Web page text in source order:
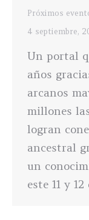
Próximos
4 septiembre,
Un portal
años
arcanos
millones
logran
ancestral
un
este 11 y